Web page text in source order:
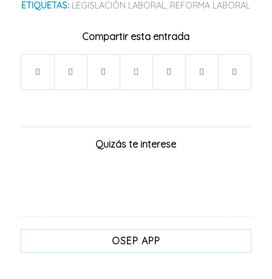
ETIQUETAS: LEGISLACIÓN LABORAL, REFORMA LABORAL
Compartir esta entrada
Quizás te interese
OSEP APP